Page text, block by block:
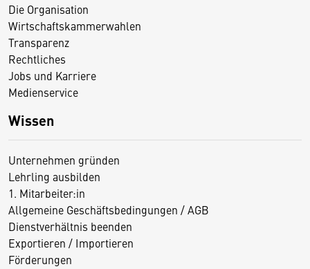
Die Organisation
Wirtschaftskammerwahlen
Transparenz
Rechtliches
Jobs und Karriere
Medienservice
Wissen
Unternehmen gründen
Lehrling ausbilden
1. Mitarbeiter:in
Allgemeine Geschäftsbedingungen / AGB
Dienstverhältnis beenden
Exportieren / Importieren
Förderungen